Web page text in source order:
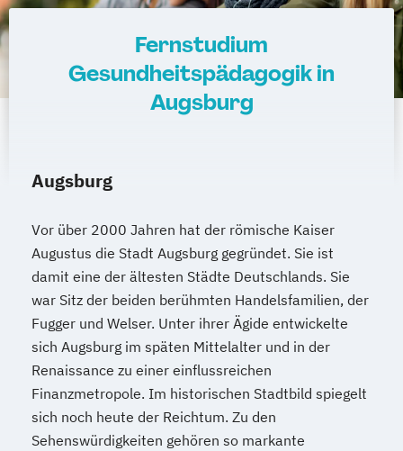
Fernstudium
Gesundheitspädagogik in
Augsburg
Augsburg
Vor über 2000 Jahren hat der römische Kaiser
Augustus die Stadt Augsburg gegründet. Sie ist
damit eine der ältesten Städte Deutschlands. Sie
war Sitz der beiden berühmten Handelsfamilien, der
Fugger und Welser. Unter ihrer Ägide entwickelte
sich Augsburg im späten Mittelalter und in der
Renaissance zu einer einflussreichen
Finanzmetropole. Im historischen Stadtbild spiegelt
sich noch heute der Reichtum. Zu den
Sehenswürdigkeiten gehören so markante